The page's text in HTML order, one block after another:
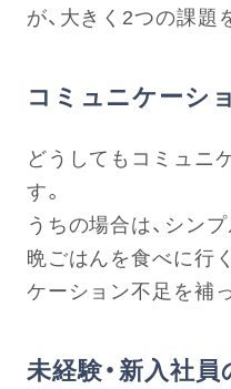
が、大きく2つの課題
コミュニケーシ
どうしてもコミュニ
す。
うちの場合は、シン
晩ごはんを食べに行
ケーション不足を補
未経験・新入社